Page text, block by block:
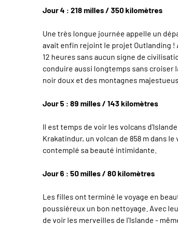
Jour 4 : 218 milles / 350 kilomètres
Une très longue journée appelle un
avait enfin rejoint le projet Outlanding !
12 heures sans aucun signe de
conduire aussi longtemps sans croiser
noir doux et des montagnes
Jour 5 : 89 milles / 143 kilomètres
Il est temps de voir les volcans
Krakatindur, un volcan de 858 m dans
contemplé sa beauté intimidante.
Jour 6 : 50 milles / 80 kilomètres
Les filles ont terminé le voyage en
poussiéreux un bon nettoyage. Avec
de voir les merveilles de l'Islande -